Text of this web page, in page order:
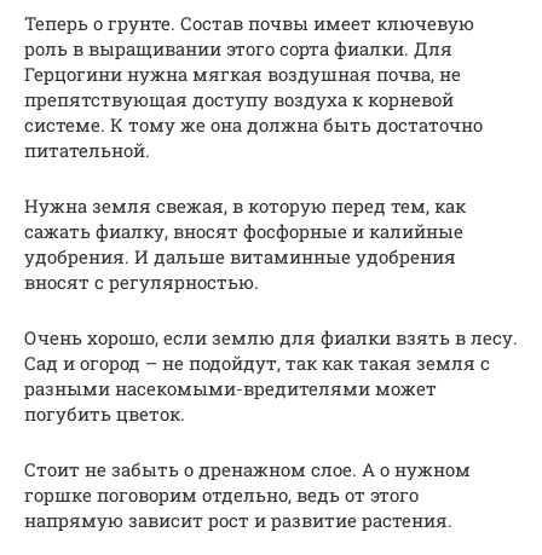
Теперь о грунте. Состав почвы имеет ключевую
роль в выращивании этого сорта фиалки. Для
Герцогини нужна мягкая воздушная почва, не
препятствующая доступу воздуха к корневой
системе. К тому же она должна быть достаточно
питательной.
Нужна земля свежая, в которую перед тем, как
сажать фиалку, вносят фосфорные и калийные
удобрения. И дальше витаминные удобрения
вносят с регулярностью.
Очень хорошо, если землю для фиалки взять в лесу.
Сад и огород – не подойдут, так как такая земля с
разными насекомыми-вредителями может
погубить цветок.
Стоит не забыть о дренажном слое. А о нужном
горшке поговорим отдельно, ведь от этого
напрямую зависит рост и развитие растения.